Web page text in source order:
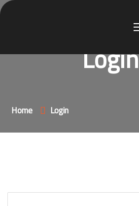
Login
Home Login